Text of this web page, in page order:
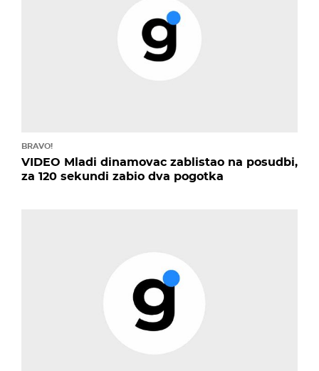
BRAVO!
VIDEO Mladi dinamovac zablistao na posudbi,
za 120 sekundi zabio dva pogotka